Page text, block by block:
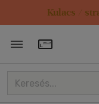
Kulacs /
Szűrés
Összes
Rendezés
Relevancia